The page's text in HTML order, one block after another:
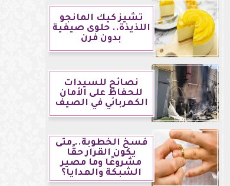
تشيز كيك المانجو
اللذيذة.. حلوى صيفية
بدون فرن
نصائح للسيدات
للحفاظ على الأمان
الكهربائي في الصيف
فسخ الخطوبة.. متى
يكون القرار حقًا
مشروعًا وما مصير
الشبكة والهدايا؟